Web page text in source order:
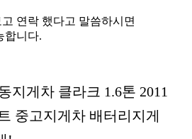
연락 했다고 말씀하시면
합니다.
지게차 클라크 1.6톤 2011
중고지게차 배터리지게